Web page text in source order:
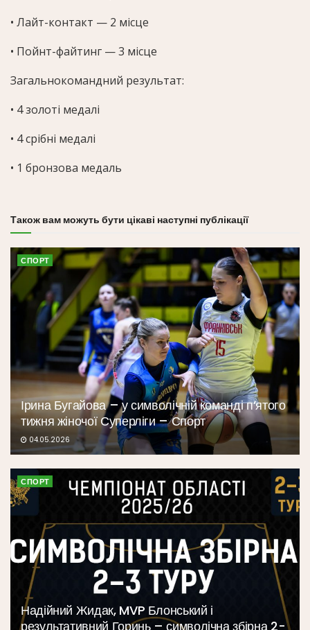
• Лайт-контакт — 2 місце
• Пойнт-файтинг — 3 місце
Загальнокомандний результат:
• 4 золоті медалі
• 4 срібні медалі
• 1 бронзова медаль
Також вам можуть бути цікаві наступні публікації
СПОРТ
Ірина Бугайова – у символічній команді п’ятого
тижня жіночої Суперліги – Спорт
04.05.2026
СПОРТ
Надійний Жидак, MVP Блонський і
результативний Горинь – символічна збірна 2-